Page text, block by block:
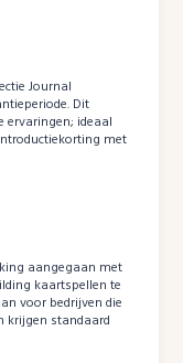
Journal
Dit
ervaringen; ideaal
met
aangegaan met
kaartspellen te
voor bedrijven die
krijgen standaard